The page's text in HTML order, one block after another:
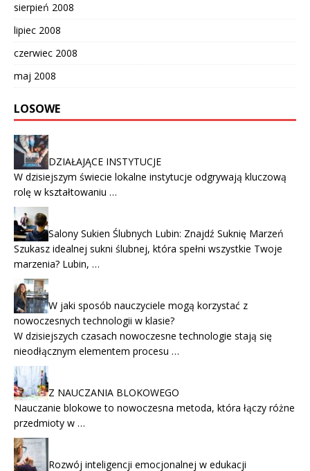
sierpień 2008
lipiec 2008
czerwiec 2008
maj 2008
LOSOWE
DZIAŁAJĄCE INSTYTUCJE
W dzisiejszym świecie lokalne instytucje odgrywają kluczową
rolę w kształtowaniu …
Salony Sukien Ślubnych Lubin: Znajdź Suknię Marzeń
Szukasz idealnej sukni ślubnej, która spełni wszystkie Twoje
marzenia? Lubin, …
W jaki sposób nauczyciele mogą korzystać z
nowoczesnych technologii w klasie?
W dzisiejszych czasach nowoczesne technologie stają się
nieodłącznym elementem procesu …
Z NAUCZANIA BLOKOWEGO
Nauczanie blokowe to nowoczesna metoda, która łączy różne
przedmioty w …
Rozwój inteligencji emocjonalnej w edukacji